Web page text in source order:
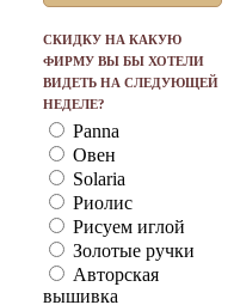
СКИДКУ НА КАКУЮ
ФИРМУ ВЫ БЫ ХОТЕЛИ
ВИДЕТЬ НА СЛЕДУЮЩЕЙ
НЕДЕЛЕ?
Panna
Овен
Solaria
Риолис
Рисуем иглой
Золотые ручки
Авторская
вышивка